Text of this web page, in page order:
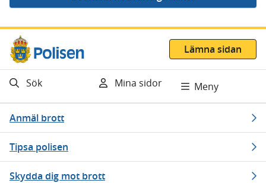
Gå direkt till innehåll
Lämna sidan
Sök Mina sidor Meny
Anmäl brott
Tipsa polisen
Skydda dig mot brott